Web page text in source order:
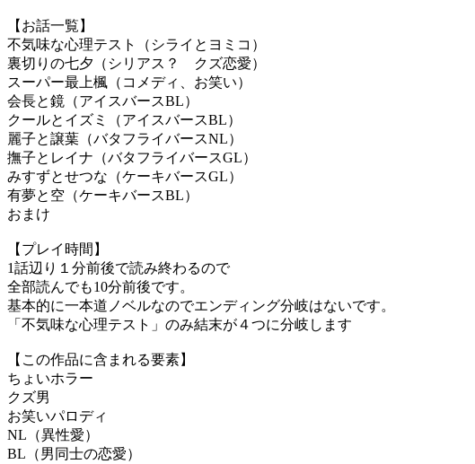
【お話一覧】
不気味な心理テスト（シライとヨミコ）
裏切りの七夕（シリアス？ クズ恋愛）
スーパー最上楓（コメディ、お笑い）
会長と鏡（アイスバースBL）
クールとイズミ（アイスバースBL）
麗子と譲葉（バタフライバースNL）
撫子とレイナ（バタフライバースGL）
みすずとせつな（ケーキバースGL）
有夢と空（ケーキバースBL）
おまけ
【プレイ時間】
1話辺り１分前後で読み終わるので
全部読んでも10分前後です。
基本的に一本道ノベルなのでエンディング分岐はないです。
「不気味な心理テスト」のみ結末が４つに分岐します
【この作品に含まれる要素】
ちょいホラー
クズ男
お笑いパロディ
NL（異性愛）
BL（男同士の恋愛）